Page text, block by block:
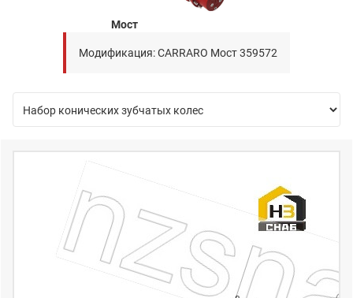
Мост
Модификация: CARRARO Мост 359572